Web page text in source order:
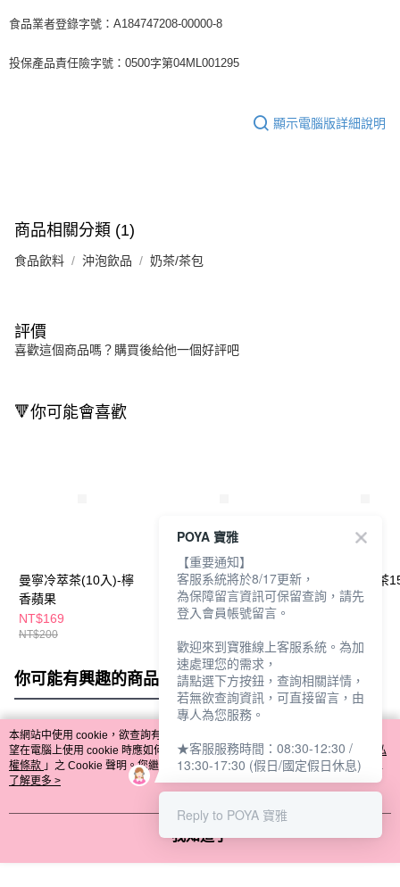
食品業者登錄字號：A184747208-00000-8
投保產品責任險字號：0500字第04ML001295
顯示電腦版詳細說明
商品相關分類 (1)
食品飲料 沖泡飲品 奶茶/茶包
評價
喜歡這個商品嗎？購買後給他一個好評吧
🔻你可能會喜歡
曼寧冷萃茶(10入)-檸
香蘋果
NT$169
NT$200
曼寧冷萃茶(10入)-芙
香蜜桃
NT$169
曼寧烏龍菊花茶
你可能有興趣的商品 全站排行
熱門標籤
本網站中使用 cookie，欲查詢有關本網站使用 cookie 方式之詳情，及若您不希
望在電腦上使用 cookie 時應如何變更電腦的 cookie 設定，請參閱本網站「
隱私
權條款 」之 Cookie 聲明。您繼續使用本網站即表示您同意本公司得按本網站使
用條款之 Cookie 聲明使用 cookie。
了解更多 >
我知道了
POYA 寶雅
【重要通知】
客服系統將於8/17更新，
為保障留言資訊可保留查詢，請先
登入會員帳號留言。
歡迎來到寶雅線上客服系統。為加
速處理您的需求，
請點選下方按鈕，查詢相關詳情，
若無欲查詢資訊，可直接留言，由
專人為您服務。
★客服服務時間：08:30-12:30 /
13:30-17:30 (假日/國定假日休息)
Reply to POYA 寶雅